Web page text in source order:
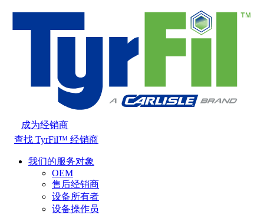
成为经销商
查找 TyrFil™ 经销商
我们的服务对象
OEM
售后经销商
设备所有者
设备操作员